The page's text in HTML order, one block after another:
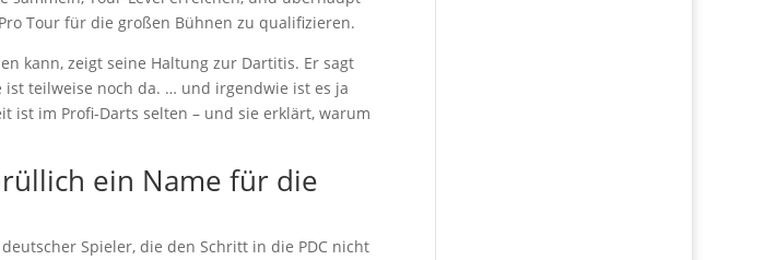
Tour für die großen Bühnen zu qualifizieren.
kann, zeigt seine Haltung zur Dartitis. Er sagt
ist teilweise noch da. … und irgendwie ist es ja
ist im Profi-Darts selten – und sie erklärt, warum
ein Name für die
Spieler, die den Schritt in die PDC nicht